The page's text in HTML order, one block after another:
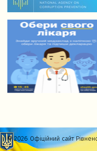
© 2026 Офіційний сайт